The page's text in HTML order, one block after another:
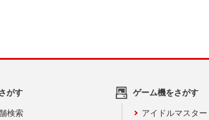
がす
検索
ゲーム機をさがす
アイドルマスタ